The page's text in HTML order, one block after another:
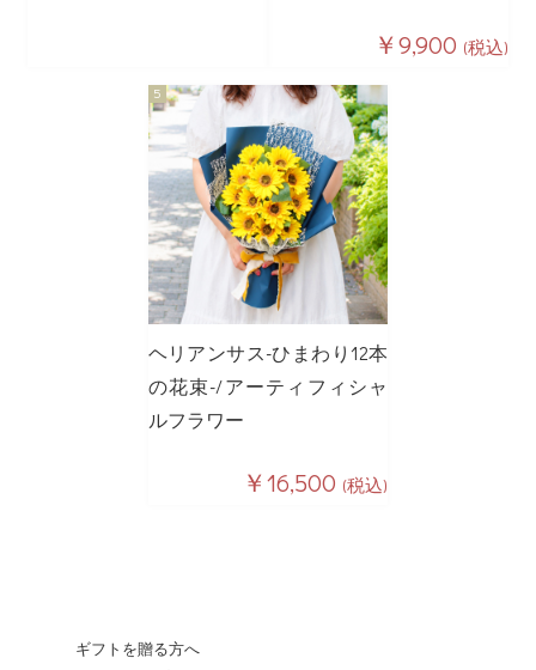
￥9,900 (税込)
ヘリアンサス-ひまわり12本
の花束-/アーティフィシャ
ルフラワー
￥16,500 (税込)
ギフトを贈る方へ